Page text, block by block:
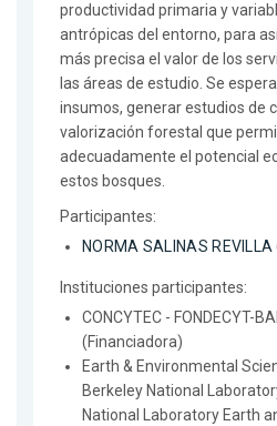
productividad primaria y
antrópicas del entorno, para
más precisa el valor de los
las áreas de estudio. Se
insumos, generar estudios de
valorización forestal que
adecuadamente el potencial
estos bosques.
Participantes:
NORMA SALINAS REVILLA
Instituciones participantes:
CONCYTEC - FONDECYT-
(Financiadora)
Earth & Environmental
Berkeley National
National Laboratory Earth